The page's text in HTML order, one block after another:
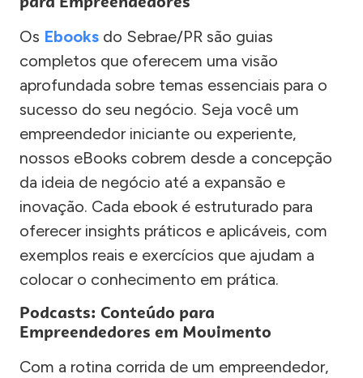
Os Ebooks do Sebrae/PR são guias
completos que oferecem uma visão
aprofundada sobre temas essenciais para o
sucesso do seu negócio. Seja você um
empreendedor iniciante ou experiente,
nossos eBooks cobrem desde a concepção
da ideia de negócio até a expansão e
inovação. Cada ebook é estruturado para
oferecer insights práticos e aplicáveis, com
exemplos reais e exercícios que ajudam a
colocar o conhecimento em prática.
Podcasts: Conteúdo para
Empreendedores em Movimento
Com a rotina corrida de um empreendedor,